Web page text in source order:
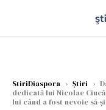
StiriDiaspora › Știri ›
dedicată lui Nicolae
lui când a fost nevoie să-